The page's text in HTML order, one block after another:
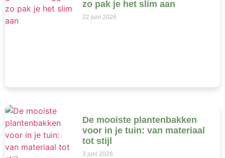
zo pak je het slim aan
22 juni 2026
De mooiste plantenbakken
voor in je tuin: van materiaal
tot stijl
3 juni 2026